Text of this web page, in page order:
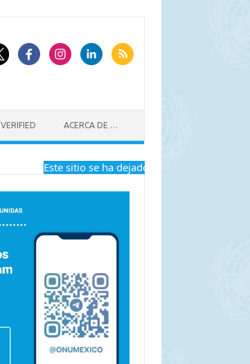
VERIFIED ACERCA DE …
Este sitio se ha dejado de actualizar a partir